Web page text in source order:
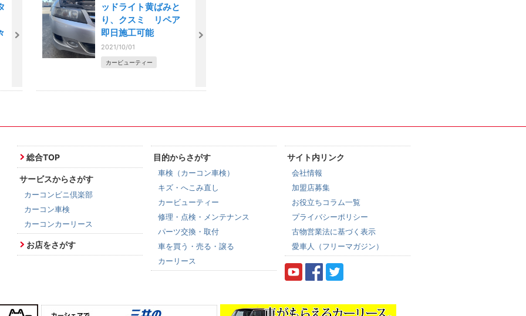
ッドライト黄ばみと
り、クスミ リペア
即日施工可能
2021/10/01
カービューティー
総合TOP
サービスからさがす
カーコンビニ倶楽部
カーコン車検
カーコンカーリース
お店をさがす
目的からさがす
車検（カーコン車検）
キズ・へこみ直し
カービューティー
修理・点検・メンテナンス
パーツ交換・取付
車を買う・売る・譲る
カーリース
サイト内リンク
会社情報
加盟店募集
お役立ちコラム一覧
プライバシーポリシー
古物営業法に基づく表示
愛車人（フリーマガジン）